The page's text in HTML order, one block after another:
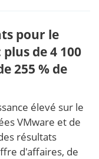
pour le
de 4 100
255 % de
élevé sur le
VMware et de
résultats
d'affaires, de